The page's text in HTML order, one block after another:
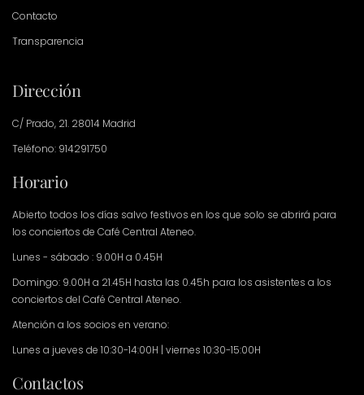
Contacto
Transparencia
Dirección
C/ Prado, 21. 28014 Madrid
Teléfono: 914291750
Horario
Abierto todos los días salvo festivos en los que solo se abrirá para
los conciertos de Café Central Ateneo.
Lunes - sábado : 9.00H a 0.45H
Domingo: 9.00H a 21.45H hasta las 0.45h para los asistentes a los
conciertos del Café Central Ateneo.
Atención a los socios en verano:
Lunes a jueves de 10:30-14:00H | viernes 10:30-15:00H
Contactos